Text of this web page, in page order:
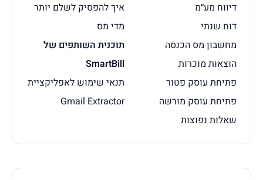
דיווח מע״מ
דוח שנתי
מחשבון מס הכנסה
הוצאות מוכרות
פתיחת עוסק פטור
פתיחת עוסק מורשה
שאלות נפוצות
איך להפסיק לשלם יותר
מדי מס
תוכנית השותפים של
SmartBill
תנאי שימוש לאפליקציית
Gmail Extractor